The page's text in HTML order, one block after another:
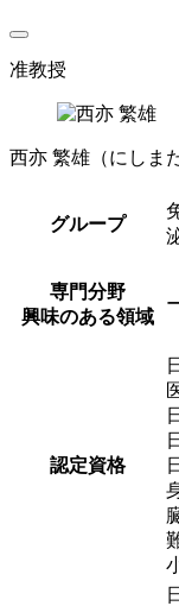
准教授
西亦 繁雄 （にしま
グループ
専門分野
興味のある領域
認定資格